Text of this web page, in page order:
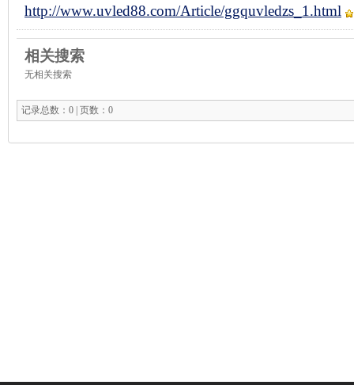
http://www.uvled88.com/Article/ggquvledzs_1.html
相关搜索
无相关搜索
记录总数：0 | 页数：0